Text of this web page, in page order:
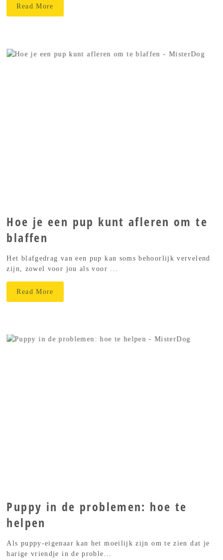
Read More
Hoe je een pup kunt afleren om te
blaffen
Het blafgedrag van een pup kan soms behoorlijk vervelend
zijn, zowel voor jou als voor ...
Read More
Puppy in de problemen: hoe te
helpen
Als puppy-eigenaar kan het moeilijk zijn om te zien dat je
harige vriendje in de proble...